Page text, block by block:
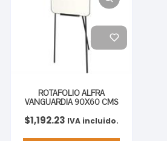
ROTAFOLIO ALFRA
VANGUARDIA 90X60 CMS
$1,192.23 IVA incluido.